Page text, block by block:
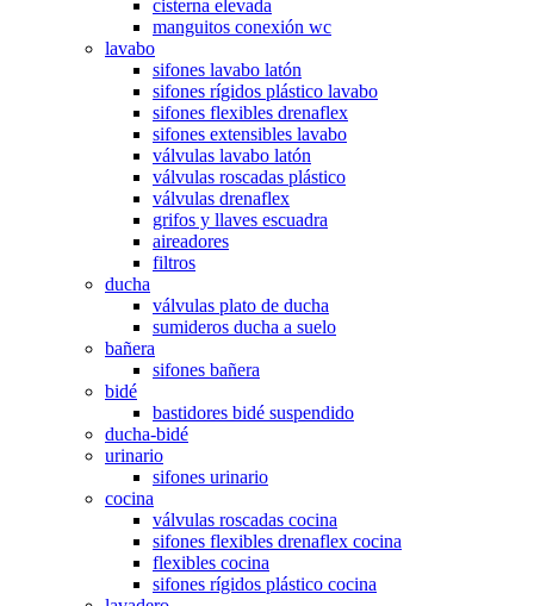
cisterna elevada
manguitos conexión wc
lavabo
sifones lavabo latón
sifones rígidos plástico lavabo
sifones flexibles drenaflex
sifones extensibles lavabo
válvulas lavabo latón
válvulas roscadas plástico
válvulas drenaflex
grifos y llaves escuadra
aireadores
filtros
ducha
válvulas plato de ducha
sumideros ducha a suelo
bañera
sifones bañera
bidé
bastidores bidé suspendido
ducha-bidé
urinario
sifones urinario
cocina
válvulas roscadas cocina
sifones flexibles drenaflex cocina
flexibles cocina
sifones rígidos plástico cocina